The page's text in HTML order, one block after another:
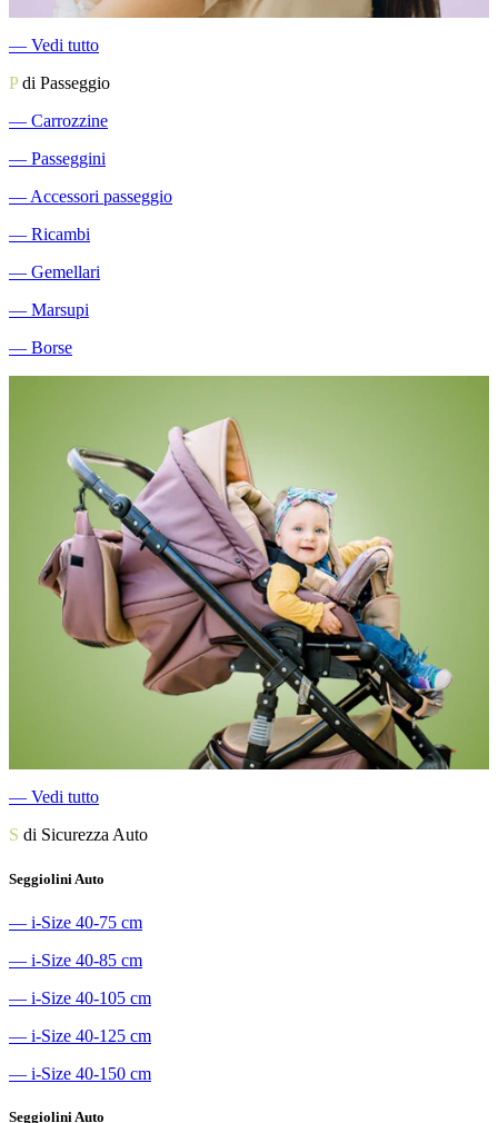
― Vedi tutto
Pdi Passeggio
― Carrozzine
― Passeggini
― Accessori passeggio
― Ricambi
― Gemellari
― Marsupi
― Borse
― Vedi tutto
S di Sicurezza Auto
Seggiolini Auto
― i-Size 40-75 cm
― i-Size 40-85 cm
― i-Size 40-105 cm
― i-Size 40-125 cm
― i-Size 40-150 cm
Seggiolini Auto